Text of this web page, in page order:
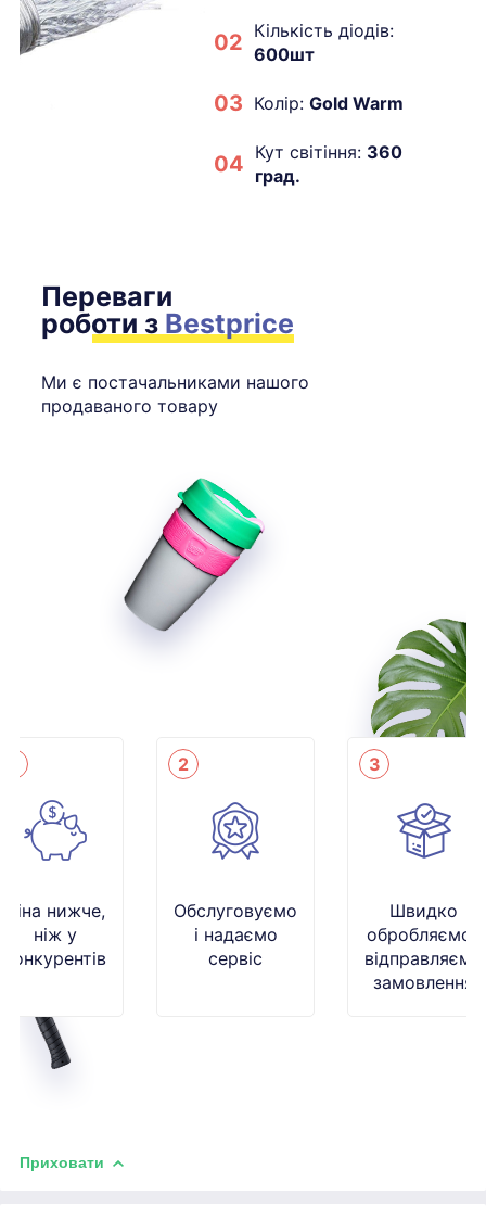
02 Кількість діодів:
600шт
03 Колір: Gold Warm
04 Кут світіння: 360
град.
Переваги
роботи з Bestprice
Ми є постачальниками нашого
продаваного товару
Ціна нижче,
ніж у
конкурентів
2
Обслуговуємо
і надаємо
сервіс
3
Швидко
обробляємо і
відправляємо
замовлення
Приховати